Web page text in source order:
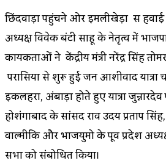
छिंदवाड़ा पहुंचने ओर इमलीखेड़ा स हवाई
अध्यक्ष विवेक बंटी साहू के नेतृत्व में
कार्यकर्ताओं ने केंद्रीय मंत्री नरेंद्र सिंह
परासिया से शुरू हुई जन आशीर्वाद यात्रा
इकलहरा, अंबाड़ा होते हुए यात्रा
होशंगाबाद के सांसद राव उदय प्रताप
वाल्मीकि और भाजयुमो के पूर्व प्रदेश
सभा को संबोधित किया।